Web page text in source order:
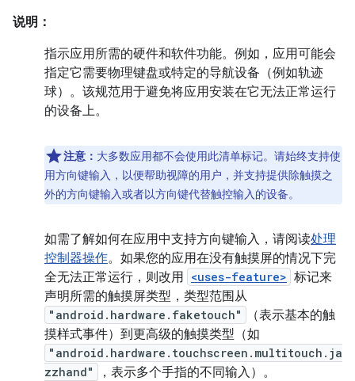
说明：
指示应用所需的硬件和软件功能。例如，应用可能会
指定它需要物理键盘或特定的导航设备（例如轨迹
球）。该规范用于避免将应用安装在它无法正常运行
的设备上。
注意： 大多数应用都不会使用此清单标记。请始终支持使
用方向键输入，以便帮助视障的用户，并支持提供除触摸之
外的方向键输入或者以方向键代替触控输入的设备。
如需了解如何在应用中支持方向键输入，请阅读处理
控制器操作。如果您的应用在没有触摸屏的情况下完
全无法正常运行，则改用 <uses-feature> 标记来
声明所需的触摸屏类型，类型范围从
"android.hardware.faketouch"
（表示基本的触
摸样式事件）到更高级的触摸类型（如
"android.hardware.touchscreen.multitouch.ja
zzhand"
，表示多个手指的不同输入）。